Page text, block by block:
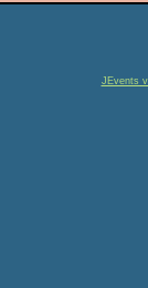
JEvents